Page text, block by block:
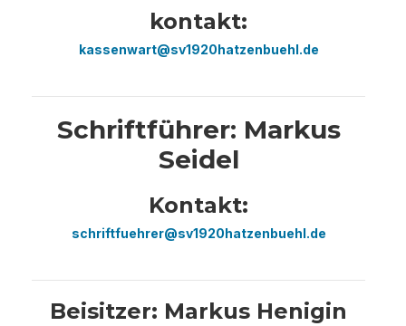
kontakt:
kassenwart@sv1920hatzenbuehl.de
Schriftführer: Markus
Seidel
Kontakt:
schriftfuehrer@sv1920hatzenbuehl.de
Beisitzer: Markus Henigin